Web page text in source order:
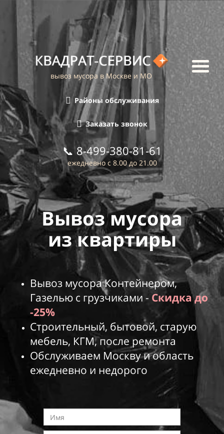
вывоз мусора в Москве и МО
Районы обслуживания
Заказать звонок
📞 8-499-380-81-61
ежедневно с 8.00 до 21.00
Вывоз мусора
изквартиры
Вывоз мусора Контейнером,
Газелью с грузчиками - Скидка до
-25%
Строительный, бытовой, старую
мебель, КГМ, после ремонта
Обслуживаем Москву и область
ежедневно и недорого